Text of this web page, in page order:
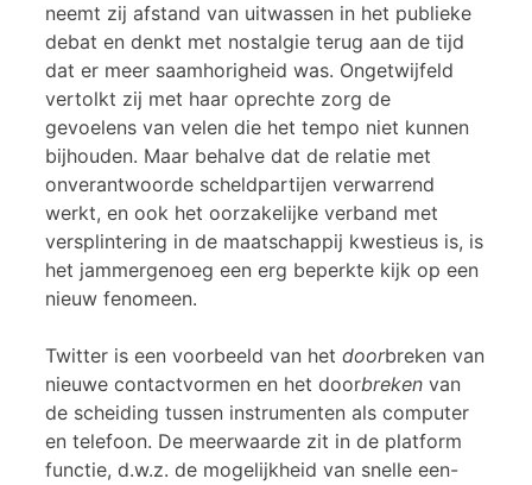
neemt zij afstand van uitwassen in het publieke
debat en denkt met nostalgie terug aan de tijd
dat er meer saamhorigheid was. Ongetwijfeld
vertolkt zij met haar oprechte zorg de
gevoelens van velen die het tempo niet kunnen
bijhouden. Maar behalve dat de relatie met
onverantwoorde scheldpartijen verwarrend
werkt, en ook het oorzakelijke verband met
versplintering in de maatschappij kwestieus is, is
het jammergenoeg een erg beperkte kijk op een
nieuw fenomeen.
Twitter is een voorbeeld van het doorbreken van
nieuwe contactvormen en het doorbreken van
de scheiding tussen instrumenten als computer
en telefoon. De meerwaarde zit in de platform
functie, d.w.z. de mogelijkheid van snelle een-